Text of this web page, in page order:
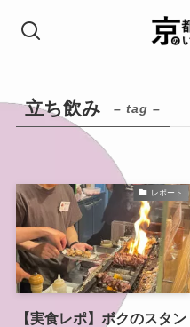
立ち飲み – tag –
レポート
【実食レポ】ボクのスタン